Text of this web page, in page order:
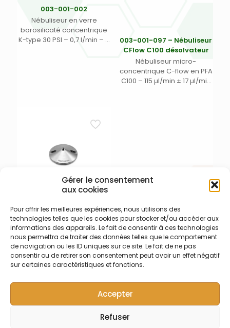
Gérer le consentement
aux cookies
Pour offrir les meilleures expériences, nous utilisons des
technologies telles que les cookies pour stocker et/ou accéder aux
informations des appareils. Le fait de consentir à ces technologies
nous permettra de traiter des données telles que le comportement
de navigation ou les ID uniques sur ce site. Le fait de ne pas
consentir ou de retirer son consentement peut avoir un effet négatif
sur certaines caractéristiques et fonctions.
Accepter
Refuser
003-001-002
Nébuliseur en verre
borosilicaté concentrique
K-type 30 PSI – 0,7 l/min – 3
003-001-097 – Nébuliseur
CFlow C100 désolvateur
Nébuliseur micro-
concentrique C-flow en PFA
C100 – 115 µl/min ± 17 µl/min
003-006-158 – Cône
écrêteur Nickel sans insert
Cône écrêteur (skimmer)
en Nickel Thermo iCAP Q /
RQ / TQ pour Matrice
Chargée – Insert non
003-006-123 + 003-006-124